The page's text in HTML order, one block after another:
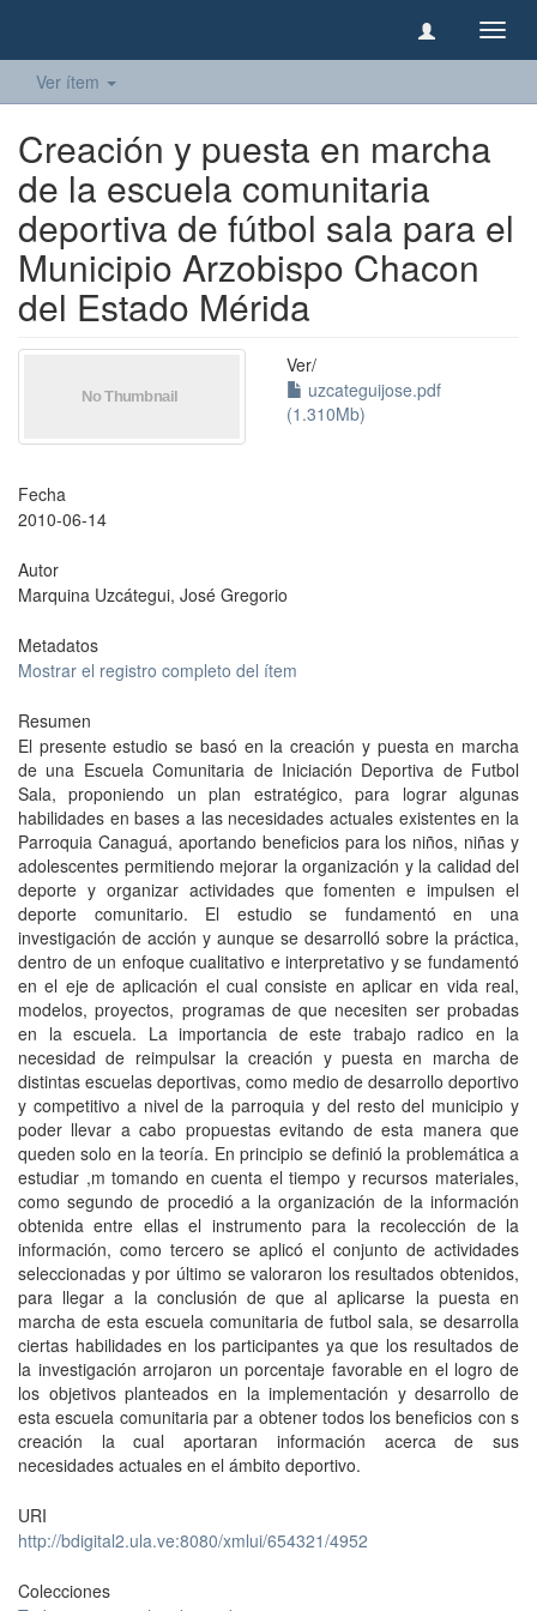
Ver ítem
Creación y puesta en marcha
de la escuela comunitaria
deportiva de fútbol sala para el
Municipio Arzobispo Chacon
del Estado Mérida
Ver/
uzcateguijose.pdf
(1.310Mb)
Fecha
2010-06-14
Autor
Marquina Uzcátegui, José Gregorio
Metadatos
Mostrar el registro completo del ítem
Resumen
El presente estudio se basó en la creación y puesta en marcha
de una Escuela Comunitaria de Iniciación Deportiva de Futbol
Sala, proponiendo un plan estratégico, para lograr algunas
habilidades en bases a las necesidades actuales existentes en la
Parroquia Canaguá, aportando beneficios para los niños, niñas y
adolescentes permitiendo mejorar la organización y la calidad del
deporte y organizar actividades que fomenten e impulsen el
deporte comunitario. El estudio se fundamentó en una
investigación de acción y aunque se desarrolló sobre la práctica,
dentro de un enfoque cualitativo e interpretativo y se fundamentó
en el eje de aplicación el cual consiste en aplicar en vida real,
modelos, proyectos, programas de que necesiten ser probadas
en la escuela. La importancia de este trabajo radico en la
necesidad de reimpulsar la creación y puesta en marcha de
distintas escuelas deportivas, como medio de desarrollo deportivo
y competitivo a nivel de la parroquia y del resto del municipio y
poder llevar a cabo propuestas evitando de esta manera que
queden solo en la teoría. En principio se definió la problemática a
estudiar ,m tomando en cuenta el tiempo y recursos materiales,
como segundo de procedió a la organización de la información
obtenida entre ellas el instrumento para la recolección de la
información, como tercero se aplicó el conjunto de actividades
seleccionadas y por último se valoraron los resultados obtenidos,
para llegar a la conclusión de que al aplicarse la puesta en
marcha de esta escuela comunitaria de futbol sala, se desarrolla
ciertas habilidades en los participantes ya que los resultados de
la investigación arrojaron un porcentaje favorable en el logro de
los objetivos planteados en la implementación y desarrollo de
esta escuela comunitaria par a obtener todos los beneficios con s
creación la cual aportaran información acerca de sus
necesidades actuales en el ámbito deportivo.
URI
http://bdigital2.ula.ve:8080/xmlui/654321/4952
Colecciones